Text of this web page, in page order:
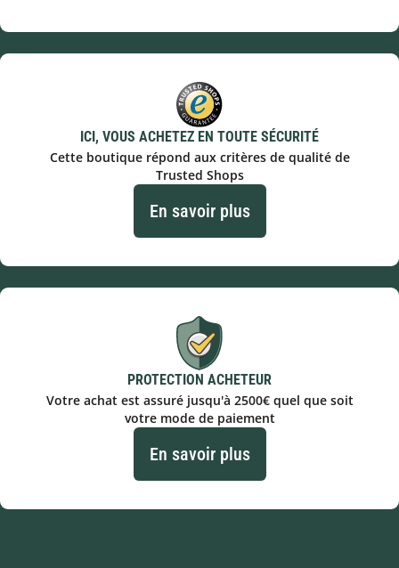
ICI, VOUS ACHETEZ EN TOUTE SÉCURITÉ
Cette boutique répond aux critères de qualité de
Trusted Shops
En savoir plus
PROTECTION ACHETEUR
Votre achat est assuré jusqu'à 2500€ quel que soit
votre mode de paiement
En savoir plus